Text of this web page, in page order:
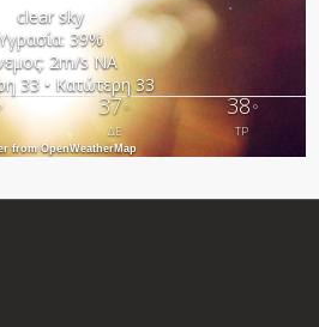
clear sky
39%
2m/s ΝΑ
33 • Κατώτερη 33
37°
ΔΕ
38°
ΤΡ
from OpenWeatherMap